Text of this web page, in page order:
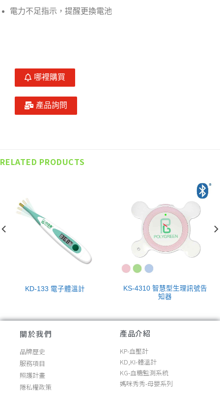
電力不足指示，提醒更換電池
哪裡購買
產品詢問
RELATED PRODUCTS
KD-133 電子體溫計
KS-4310 智慧型生理訊號告
知器
關於我們
品牌歷史
服務項目
照護計畫
隱私權政策
產品介紹
KP-血壓計
KD,KI-體溫計
KG-血糖監測系統
媽咪秀秀-母嬰系列